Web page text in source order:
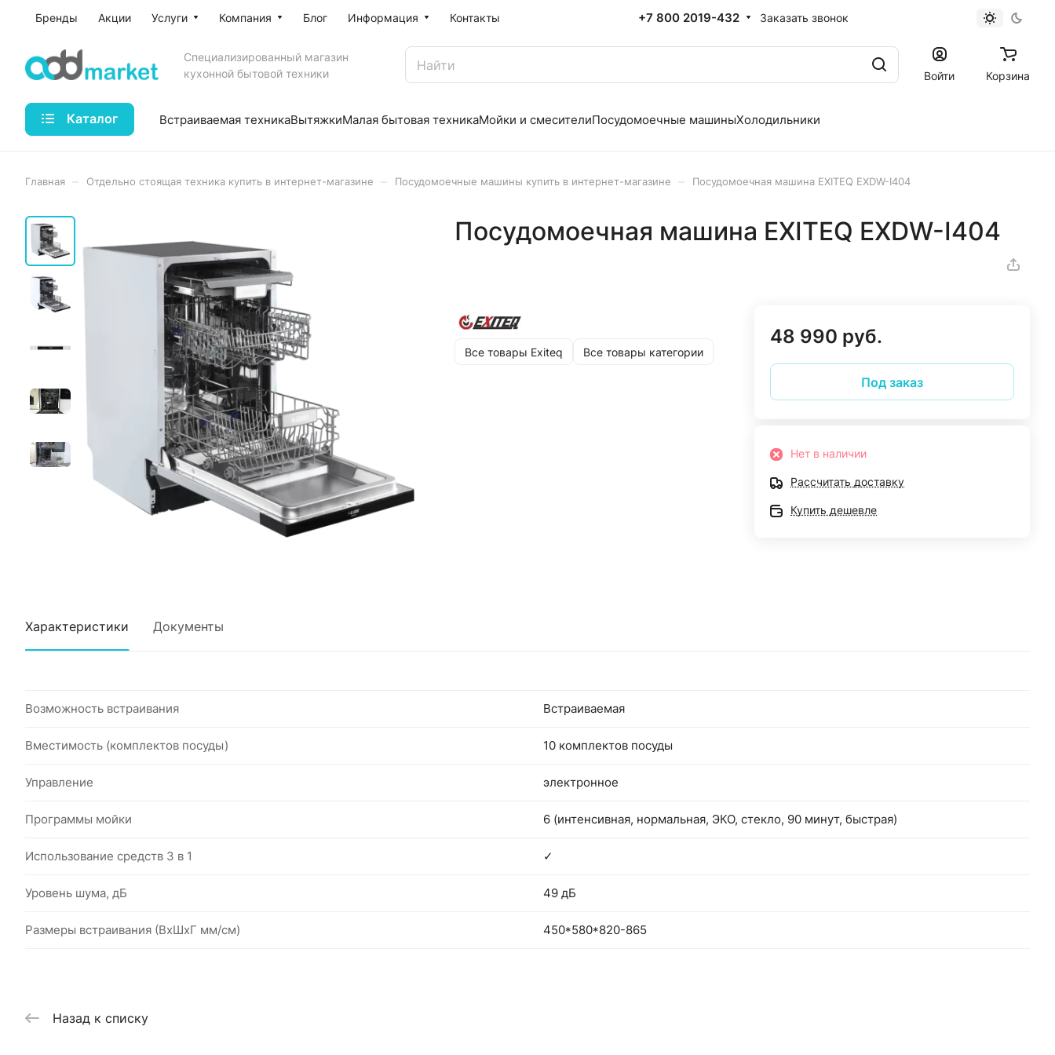
Бренды Акции Услуги Компания Блог Информация Контакты +7 800 2019-432 Заказать звонок
Специализированный магазин
кухонной бытовой техники
Войти Корзина
Каталог Встраиваемая техникаВытяжкиМалая бытовая техникаМойки и смесителиПосудомоечные машиныХолодильники
Главная Отдельно стоящая техника купить в интернет-магазине Посудомоечные машины купить в интернет-магазине Посудомоечная машина EXITEQ EXDW-I404
Посудомоечная машина EXITEQ EXDW-I404
Все товары Exiteq Все товары категории
48 990 руб.
Под заказ
Нет в наличии
Рассчитать доставку
Купить дешевле
Характеристики Документы
Возможность встраивания Встраиваемая
Вместимость (комплектов посуды) 10 комплектов посуды
Управление электронное
Программы мойки 6 (интенсивная, нормальная, ЭКО, стекло, 90 минут, быстрая)
Использование средств 3 в 1 ✓
Уровень шума, дБ 49 дБ
Размеры встраивания (ВxШхГ мм/см) 450*580*820-865
Назад к списку